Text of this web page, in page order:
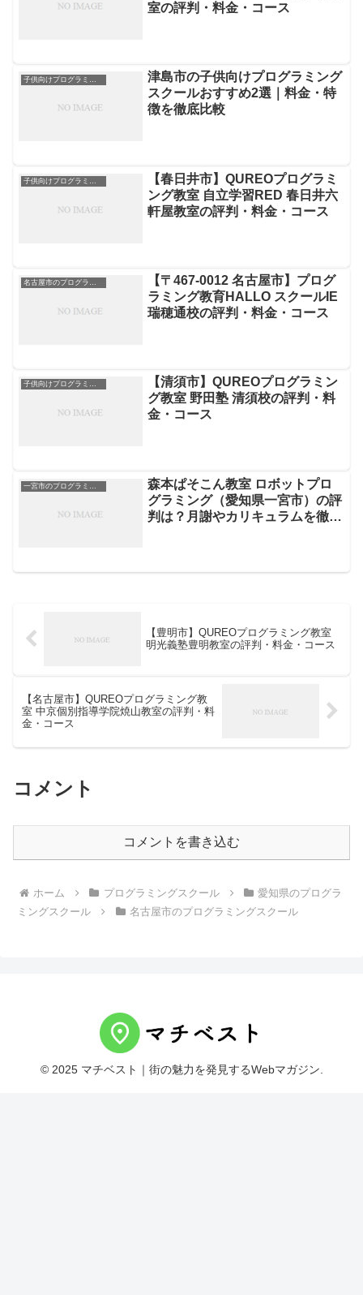
室の評判・料金・コース
津島市の子供向けプログラミング
スクールおすすめ2選｜料金・特
徴を徹底比較
【春日井市】QUREOプログラミ
ング教室 自立学習RED 春日井六
軒屋教室の評判・料金・コース
名古屋市のプログラミングスクール
【〒467-0012 名古屋市】プログ
ラミング教育HALLO スクールIE
瑞穂通校の評判・料金・コース
子供向けプログラミングスクール
【清須市】QUREOプログラミン
グ教室 野田塾 清須校の評判・料
金・コース
森本ぱそこん教室 ロボットプロ
グラミング（愛知県一宮市）の評
判は？月謝やカリキュラムを徹底
【豊明市】QUREOプログラミング教室
明光義塾豊明教室の評判・料金・コース
【名古屋市】QUREOプログラミング教
室 中京個別指導学院焼山教室の評判・料
金・コース
コメント
コメントを書き込む
ホーム プログラミングスクール
愛知県のプログラ
ミングスクール
名古屋市のプログラミングスクール
© 2025 マチベスト｜街の魅力を発見するWebマガジン.